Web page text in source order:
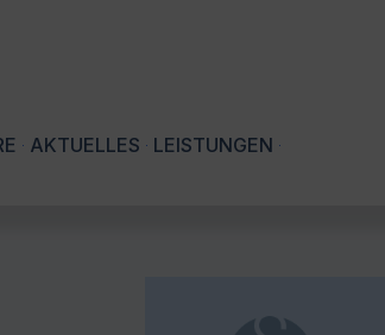
AKTUELLES LEISTUNGEN